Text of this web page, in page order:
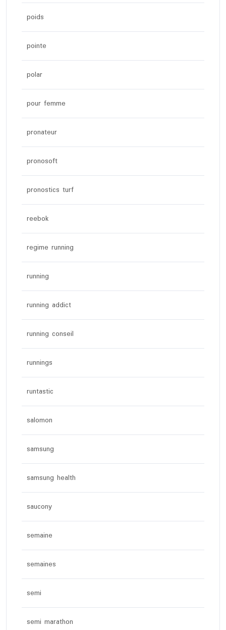
poids
pointe
polar
pour femme
pronateur
pronosoft
pronostics turf
reebok
regime running
running
running addict
running conseil
runnings
runtastic
salomon
samsung
samsung health
saucony
semaine
semaines
semi
semi marathon